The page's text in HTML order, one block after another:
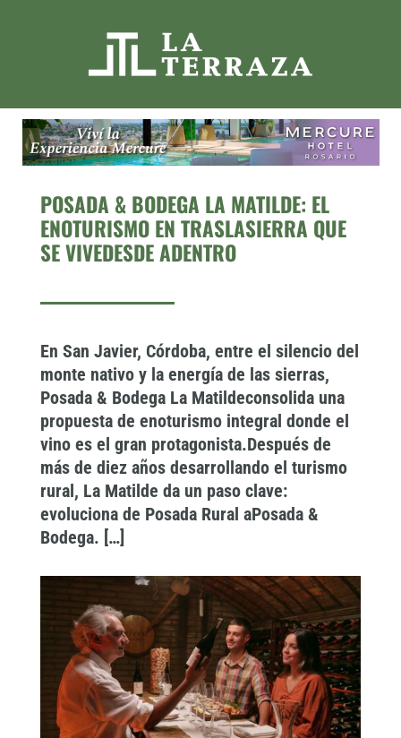
POSADA & BODEGA LA MATILDE: EL
ENOTURISMO EN TRASLASIERRA QUE
SE VIVEDESDE ADENTRO
En San Javier, Córdoba, entre el silencio del
monte nativo y la energía de las sierras,
Posada & Bodega La Matildeconsolida una
propuesta de enoturismo integral donde el
vino es el gran protagonista.Después de
más de diez años desarrollando el turismo
rural, La Matilde da un paso clave:
evoluciona de Posada Rural aPosada &
Bodega. […]